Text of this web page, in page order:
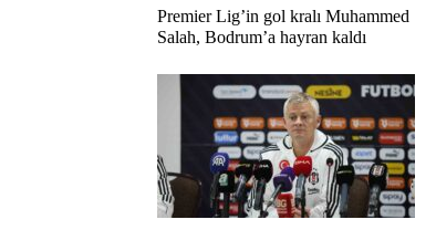
Premier Lig’in gol kralı Muhammed
Salah, Bodrum’a hayran kaldı